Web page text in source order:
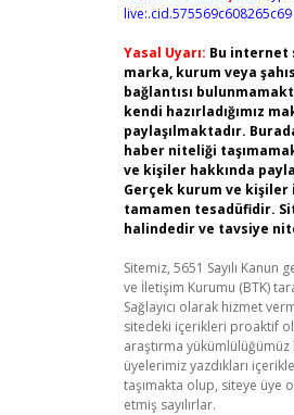
live:.cid.575569c608265c69
Yasal Uyarı: Bu internet
marka, kurum veya
bağlantısı
kendi hazırladığımız
paylaşılmaktadır.
haber niteliği
ve kişiler hakkında
Gerçek kurum ve
tamamen tesadüfidir.
halindedir ve tavsiye
Sitemiz, 5651 Sayılı
ve İletişim Kurumu (BTK)
Sağlayıcı olarak hizmet
sitedeki içerikleri proaktif
araştırma
üyelerimiz yazdıkları
taşımakta olup, siteye üye
etmiş sayılırlar.